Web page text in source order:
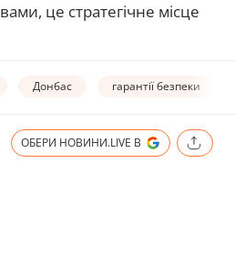
це стратегічне місце
Донбас гарантії безпеки
ОБЕРИ НОВИНИ.LIVE В